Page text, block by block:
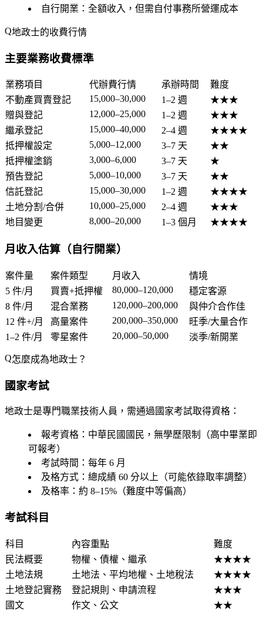
自行開業：全額收入，但需自付事務所營運成本
地政士的收費行情
主要業務收費標準
業務項目 代辦費行情 承辦時間
難度
不動產買賣登記
15,000–30,000 1–2 週
★★★
贈與登記
12,000–25,000 1–2 週
★★★
繼承登記
15,000–40,000 2–4 週
★★★★
抵押權設定
5,000–12,000 3–7 天
★★
抵押權塗銷
3,000–6,000 3–7 天
★
預告登記
5,000–10,000 3–7 天
★★
信託登記
15,000–30,000 1–2 週
★★★★
土地分割/合併
10,000–25,000 2–4 週
★★★
地目變更
8,000–20,000 1–3 個月 ★★★★
月收入估算（自行開業）
案件量 案件類型 月收入
情境
5 件/月
買賣+抵押權 80,000–120,000
穩定客源
8 件/月
混合業務 120,000–200,000
與仲介合作佳
12 件+/月
高量案件 200,000–350,000
旺季/大量合作
1–2 件/月
零星案件 20,000–50,000 淡季/新開業
怎麼成為地政士？
國家考試
地政士是專門職業技術人員，需通過國家考試取得資格：
報考資格 ：中華民國國民，無學歷限制（高中畢業即
可報考）
考試時間 ：每年 6 月
及格方式 ：總成績 60 分以上（可能依錄取率調整）
及格率 ：約 8–15%（難度中等偏高）
考試科目
科目 內容重點
難度
民法概要
物權、債權、繼承
★★★★
土地法規
土地法、平均地權、土地稅法
★★★★
土地登記實務
登記規則、申請流程
★★★
國文
作文、公文 ★★